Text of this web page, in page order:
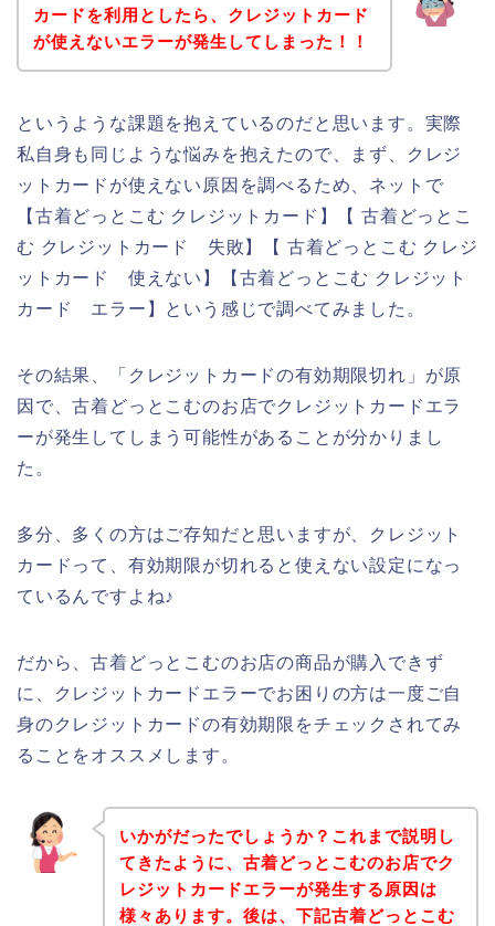
カードを利用としたら、クレジットカード
が使えないエラーが発生してしまった！！
というような課題を抱えているのだと思います。実際
私自身も同じような悩みを抱えたので、まず、クレジ
ットカードが使えない原因を調べるため、ネットで
【古着どっとこむ クレジットカード】【 古着どっとこ
む クレジットカード 失敗】【 古着どっとこむ クレジ
ットカード 使えない】【古着どっとこむ クレジット
カード エラー】という感じで調べてみました。
その結果、「クレジットカードの有効期限切れ」が原
因で、古着どっとこむのお店でクレジットカードエラ
ーが発生してしまう可能性があることが分かりまし
た。
多分、多くの方はご存知だと思いますが、クレジット
カードって、有効期限が切れると使えない設定になっ
ているんですよね♪
だから、古着どっとこむのお店の商品が購入できず
に、クレジットカードエラーでお困りの方は一度ご自
身のクレジットカードの有効期限をチェックされてみ
ることをオススメします。
いかがだったでしょうか？これまで説明し
てきたように、古着どっとこむのお店でク
レジットカードエラーが発生する原因は
様々あります。後は、下記古着どっとこむ